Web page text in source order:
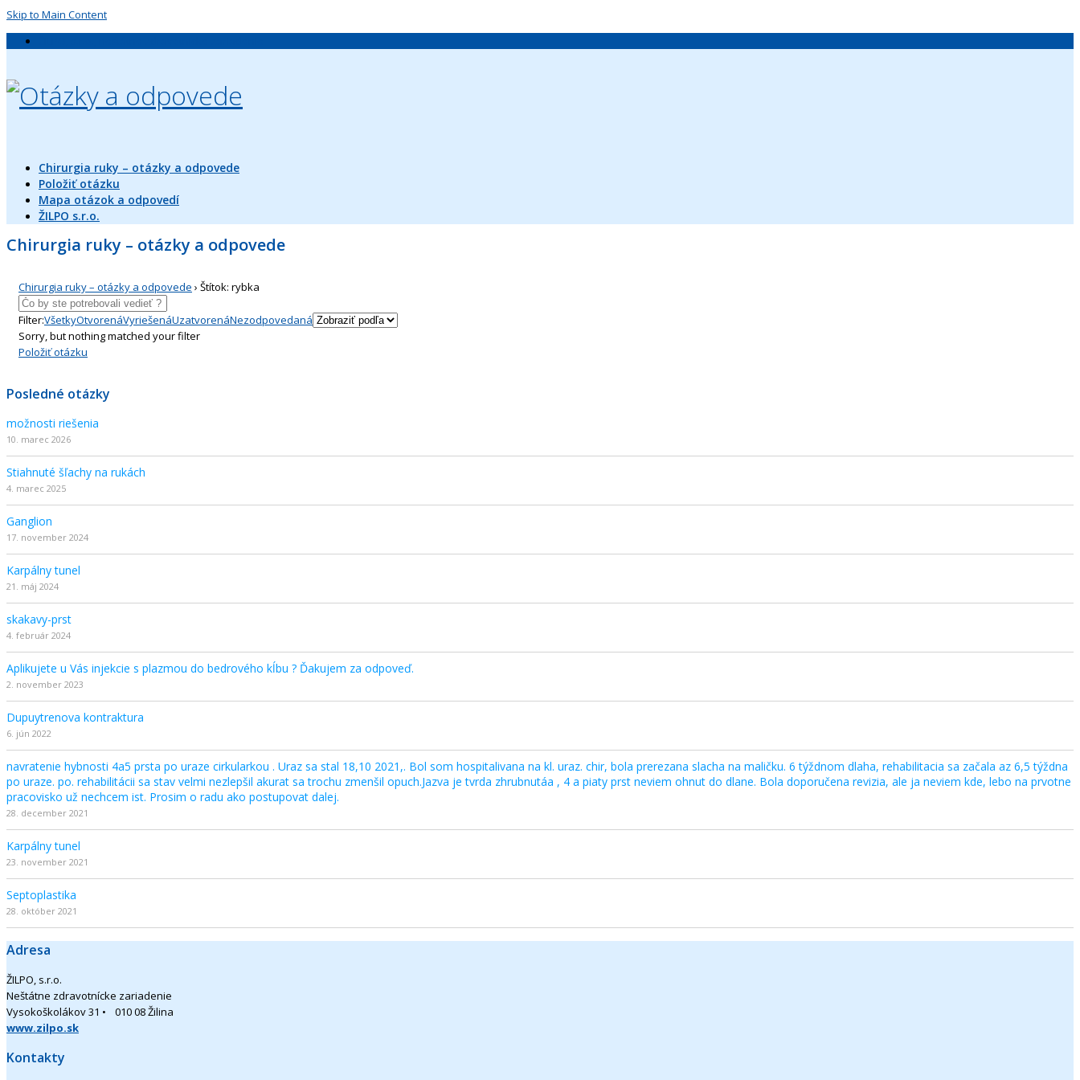
Skip to Main Content
Chirurgia ruky – otázky a odpovede
Položiť otázku
Mapa otázok a odpovedí
ŽILPO s.r.o.
Chirurgia ruky – otázky a odpovede
Chirurgia ruky – otázky a odpovede › Štítok: rybka
Filter:VšetkyOtvorenáVyriešenáUzatvorenáNezodpovedaná
Sorry, but nothing matched your filter
Položiť otázku
Posledné otázky
možnosti riešenia
10. marec 2026
Stiahnuté šľachy na rukách
4. marec 2025
Ganglion
17. november 2024
Karpálny tunel
21. máj 2024
skakavy-prst
4. február 2024
Aplikujete u Vás injekcie s plazmou do bedrového kĺbu ? Ďakujem za odpoveď.
2. november 2023
Dupuytrenova kontraktura
6. jún 2022
navratenie hybnosti 4a5 prsta po uraze cirkularkou . Uraz sa stal 18,10 2021,. Bol som hospitalivana na kl. uraz. chir, bola prerezana slacha na maličku. 6 týždnom dlaha, rehabilitacia sa začala az 6,5 týždna
po uraze. po. rehabilitácii sa stav velmi nezlepšil akurat sa trochu zmenšil opuch.Jazva je tvrda zhrubnutáa , 4 a piaty prst neviem ohnut do dlane. Bola doporučena revizia, ale ja neviem kde, lebo na prvotne
pracovisko už nechcem ist. Prosim o radu ako postupovat dalej.
28. december 2021
Karpálny tunel
23. november 2021
Septoplastika
28. október 2021
Adresa
ŽILPO, s.r.o.
Neštátne zdravotnícke zariadenie
Vysokoškolákov 31 • 010 08 Žilina
www.zilpo.sk
Kontakty